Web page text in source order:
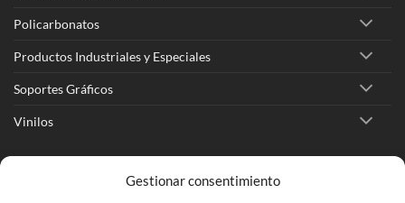
Gestionar consentimiento
Policarbonatos
Productos Industriales y Especiales
Soportes Gráficos
Vinilos
Ir a Cotizar Servicios